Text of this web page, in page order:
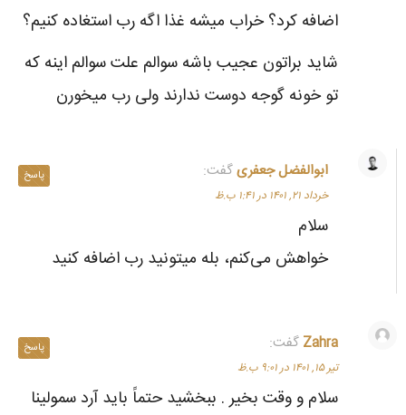
اضافه کرد؟ خراب میشه غذا اگه رب استغاده کنیم؟
شاید براتون عجیب باشه سوالم علت سوالم اینه که
تو خونه گوجه دوست ندارند ولی رب میخورن
ابوالفضل جعفریگفت:
خرداد ۲۱, ۱۴۰۱ در ۱:۴۱ ب.ظ
سلام
خواهش می‌کنم، بله میتونید رب اضافه کنید
پاسخ
Zahra گفت:
تیر ۱۵, ۱۴۰۱ در ۹:۰۱ ب.ظ
سلام و وقت بخیر . ببخشید حتماً باید آرد سمولینا
پاسخ